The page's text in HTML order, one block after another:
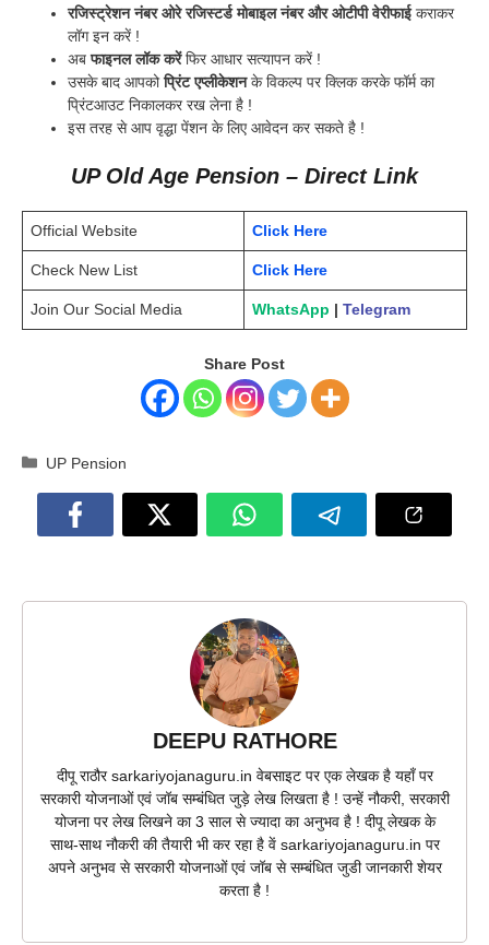
रजिस्ट्रेशन नंबर ओरे रजिस्टर्ड मोबाइल नंबर और ओटीपी वेरीफाईकराकर
लॉग इन करें !
अबफाइनल लॉक करेंफिर आधार सत्यापन करें !
उसके बाद आपकोप्रिंट एप्लीकेशनके विकल्प पर क्लिक करके फॉर्म का
प्रिंटआउट निकालकर रख लेना है !
इस तरह से आप वृद्धा पेंशन के लिए आवेदन कर सकते है !
UP Old Age Pension – Direct Link
Official Website Click Here
Check New List Click Here
Join Our Social Media WhatsApp | Telegram
Share Post
Categories
UP Pension
DEEPU RATHORE
दीपू राठौर sarkariyojanaguru.in वेबसाइट पर एक लेखक है यहाँ पर
सरकारी योजनाओं एवं जॉब सम्बंधित जुड़े लेख लिखता है ! उन्हें नौकरी, सरकारी
योजना पर लेख लिखने का 3 साल से ज्यादा का अनुभव है ! दीपू लेखक के
साथ-साथ नौकरी की तैयारी भी कर रहा है वें sarkariyojanaguru.in पर
अपने अनुभव से सरकारी योजनाओं एवं जॉब से सम्बंधित जुडी जानकारी शेयर
करता है !